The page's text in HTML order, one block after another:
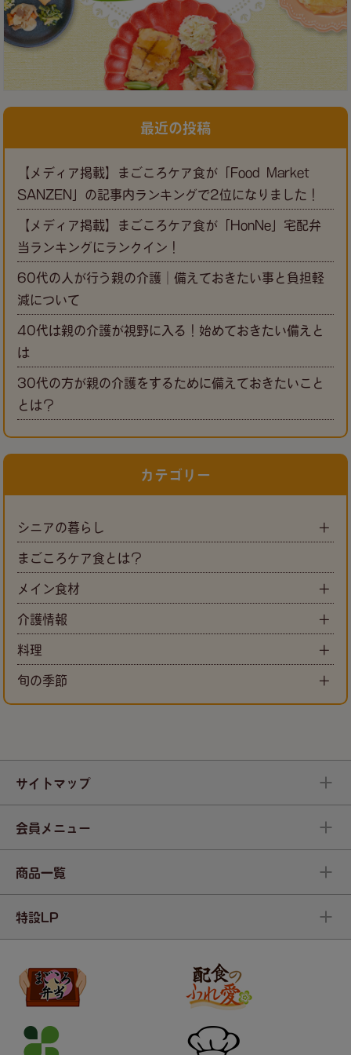
最近の投稿
【メディア掲載】まごころケア食が「Food Market
SANZEN」の記事内ランキングで2位になりました！
【メディア掲載】まごころケア食が「HonNe」宅配弁
当ランキングにランクイン！
60代の人が行う親の介護｜備えておきたい事と負担軽
減について
40代は親の介護が視野に入る！始めておきたい備えと
は
30代の方が親の介護をするために備えておきたいこと
とは？
カテゴリー
シニアの暮らし
まごころケア食とは？
メイン食材
介護情報
料理
旬の季節
サイトマップ
会員メニュー
商品一覧
特設LP